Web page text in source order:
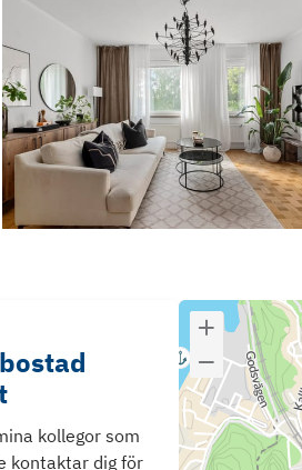
kollegor som
kontaktar dig för